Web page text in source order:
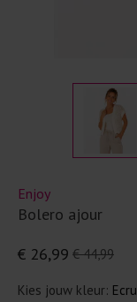
Enjoy
Bolero ajour
€ 44,99
€ 26,99
Kies jouw kleur: Ecru